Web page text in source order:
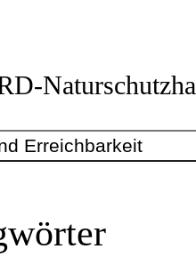
Erreichbarkeit
naturschutz@agard.de